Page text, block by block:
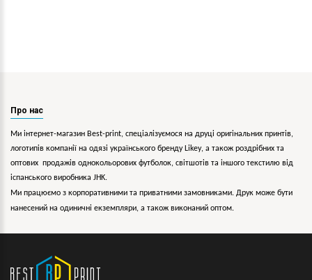
Про нас
Ми інтернет-магазин Best-print, спеціалізуємося на друці оригінальних принтів,
логотипів компанії на одязі українського бренду Likey, а також роздрібних та
оптових продажів однокольорових футболок, світшотів та іншого текстилю від
іспанського виробника JHK.
Ми працюємо з корпоративними та приватними замовниками. Друк може бути
нанесений на одиничні екземпляри, а також виконаний оптом.